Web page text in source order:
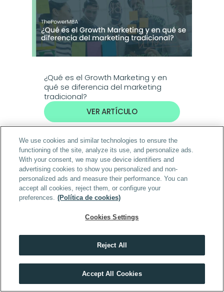
¿Qué es el Growth Marketing y en
qué se diferencia del marketing
tradicional?
VER ARTÍCULO
Escuelas, programas y másteres del grupo
ThePower Education
ThePowerMBA + Power Sales
Master in Growth & Marketing Strategy
ThePowerMBA + Growth & Marketing Strategy
ThePowerMBA + Power Sales + Growth & Marketing Strategy
Power Sales
Power Finance
Power Project Management
HACER TEST
We use cookies and similar technologies to ensure the
functioning of the site, analyze its use, and personalize ads.
With your consent, we may use device identifiers and
advertising cookies to show you personalized and non-
personalized ads and measure their performance. You can
accept all cookies, reject them, or configure your
preferences. (Política de cookies)
Cookies Settings
Reject All
Accept All Cookies